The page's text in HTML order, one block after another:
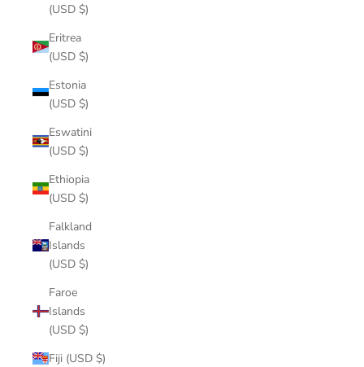
(USD $)
Eritrea
(USD $)
Estonia
(USD $)
Eswatini
(USD $)
Ethiopia
(USD $)
Falkland
Islands
(USD $)
Faroe
Islands
(USD $)
Fiji (USD $)